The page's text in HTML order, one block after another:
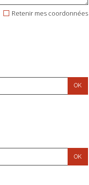
Retenir mes coordonnées